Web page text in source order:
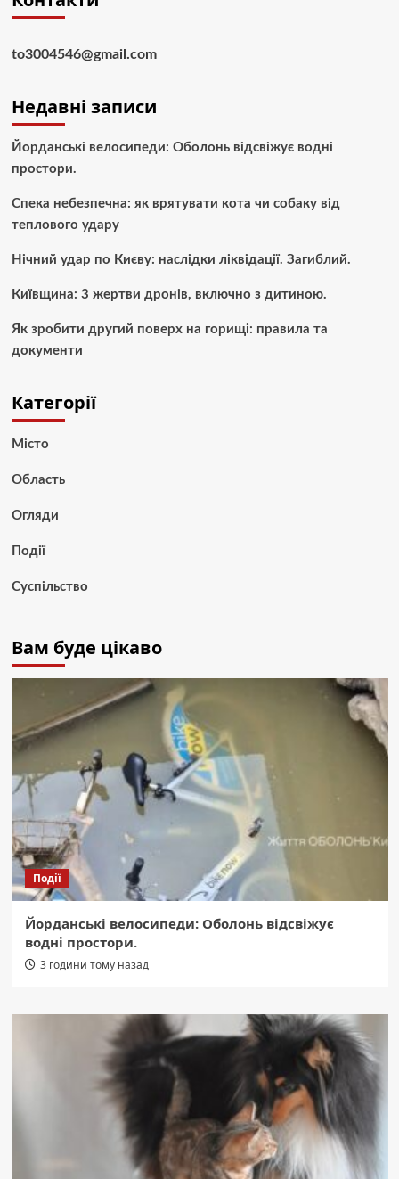
to3004546@gmail.com
Недавні записи
Йорданські велосипеди: Оболонь відсвіжує водні
простори.
Спека небезпечна: як врятувати кота чи собаку від
теплового удару
Нічний удар по Києву: наслідки ліквідації. Загиблий.
Київщина: 3 жертви дронів, включно з дитиною.
Як зробити другий поверх на горищі: правила та
документи
Категорії
Місто
Область
Огляди
Події
Суспільство
Вам буде цікаво
Події
Йорданські велосипеди: Оболонь відсвіжує
водні простори.
3 години тому назад